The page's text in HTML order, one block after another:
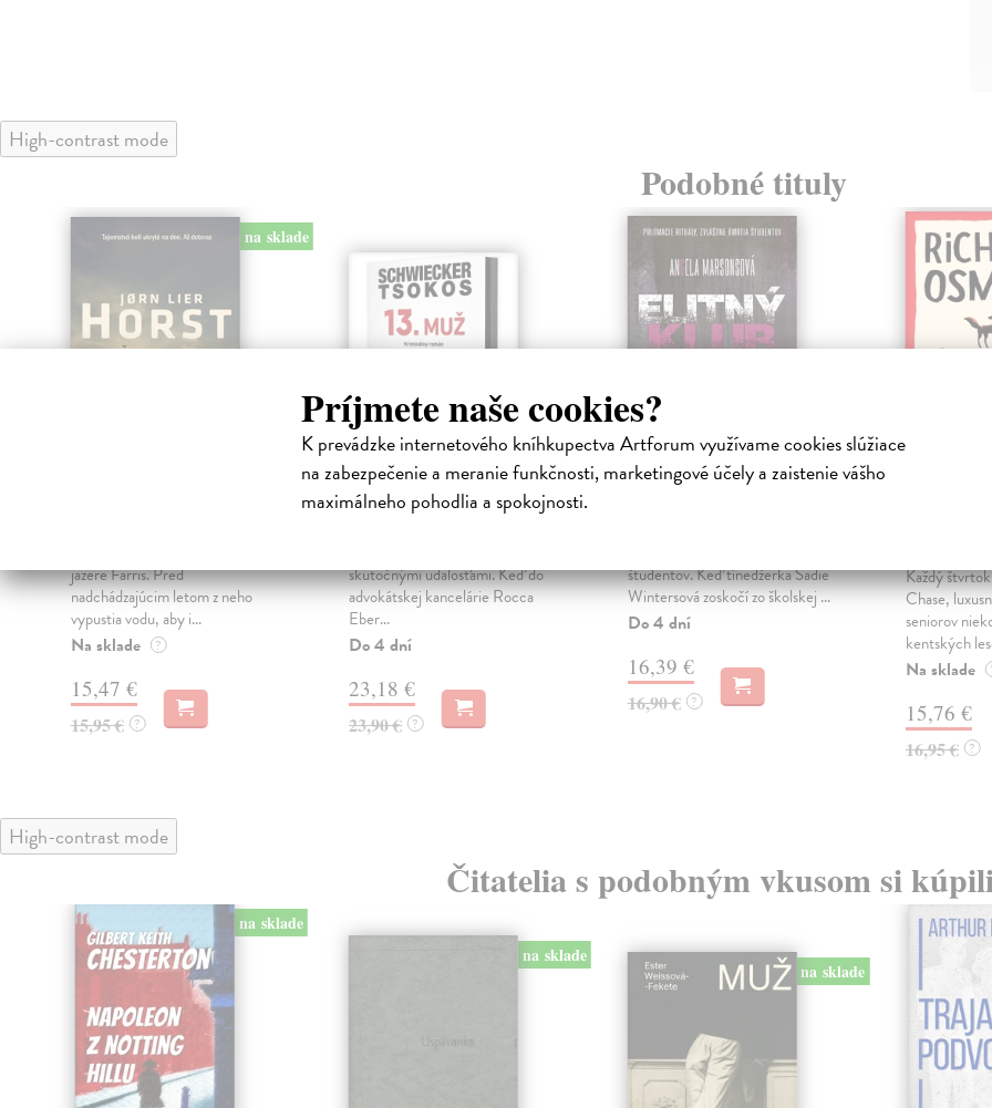
Príjmete naše cookies?
K prevádzke internetového kníhkupectva Artforum využívame cookies slúžiace
na zabezpečenie a meranie funkčnosti, marketingové účely a zaistenie vášho
maximálneho pohodlia a spokojnosti.
High-contrast mode
Podobné tituly
na sklade
jazere Farris. Pred
nadchádzajúcim letom z neho
vypustia vodu, aby i...
Na sklade ?
15,47 €
15,95 € ?
13. muž
skutočnými udalosťami. Keď do
advokátskej kancelárie Rocca
Eber...
Do 4 dní
23,18 €
23,90 € ?
študentov. Keď tínedžerka Sadie
Wintersová zoskočí zo školskej ...
Do 4 dní
16,39 €
16,90 € ?
Každý
Chase,
seniorov
kentských
Na sklade
15,76 €
16,95 € ?
High-contrast mode
Čitatelia s podobným vkusom si
na sklade
na sklade
na sklade